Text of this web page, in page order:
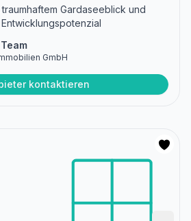
Gardaseeblick und
Team
GmbH
kontaktieren